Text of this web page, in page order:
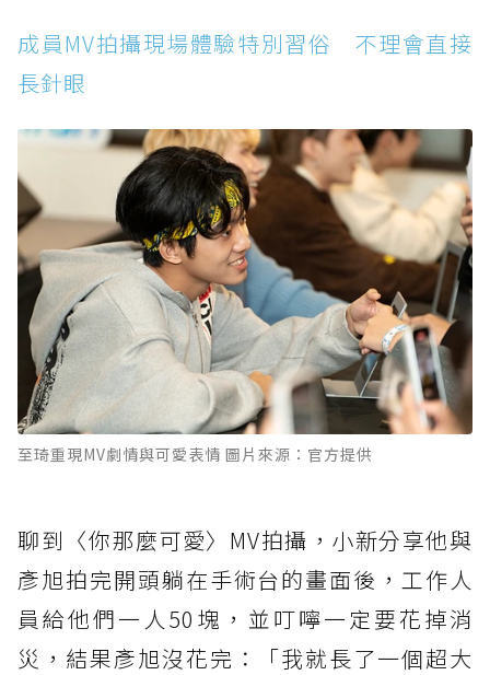
成員MV拍攝現場體驗特別習俗 不理會直接
長針眼
至琦重現MV劇情與可愛表情 圖片來源：官方提供
聊到〈你那麼可愛〉MV拍攝，小新分享他與
彥旭拍完開頭躺在手術台的畫面後，工作人
員給他們一人50塊，並叮嚀一定要花掉消
災，結果彥旭沒花完：「我就長了一個超大